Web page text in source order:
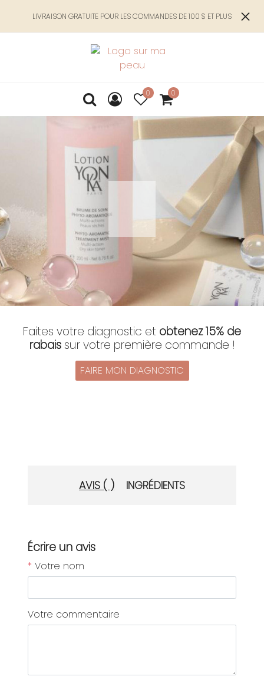
LIVRAISON GRATUITE POUR LES COMMANDES DE 100 $ ET PLUS
0 0
Faites votre diagnostic et obtenez 15% de
rabaissur votre première commande !
FAIRE MON DIAGNOSTIC
AVIS ( ) INGRÉDIENTS
Écrire un avis
* Votre nom
Votre commentaire